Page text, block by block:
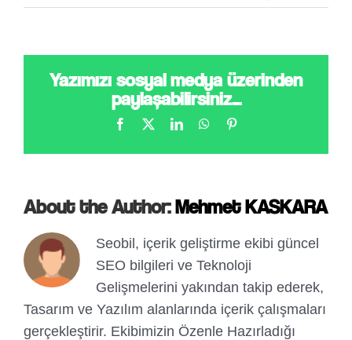
Yazımızı sosyal medya üzerinden
paylaşabilirsiniz...
Facebook LinkedInWhatsApp
About the Author:Mehmet KASKARA
Seobil, içerik geliştirme ekibi güncel
SEO bilgileri ve Teknoloji
Gelişmelerini yakından takip ederek,
Tasarım ve Yazılım alanlarında içerik çalışmaları
gerçekleştirir. Ekibimizin Özenle Hazırladığı